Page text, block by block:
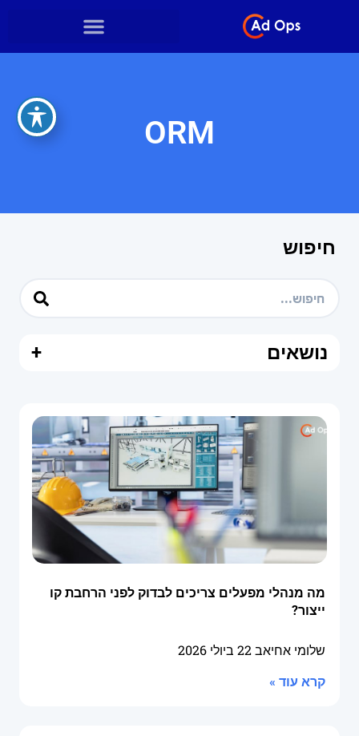
ORM
חיפוש
נושאים +
מה מנהלי מפעלים צריכים לבדוק לפני הרחבת קו
ייצור?
שלומי אחיאב22 ביולי 2026
קרא עוד »